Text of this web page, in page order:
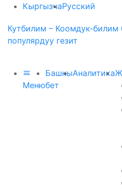
КыргызчаРусский
Кутбилим – Коомдук-
популярдуу гезит
Меню
Башкы
бет
Аналитика